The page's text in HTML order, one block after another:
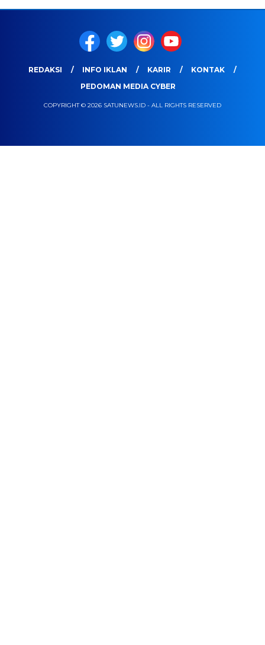
REDAKSI INFO IKLAN KARIR
KONTAK
PEDOMAN MEDIA CYBER
COPYRIGHT © 2026 SATUNEWS.ID - ALL RIGHTS RESERVED